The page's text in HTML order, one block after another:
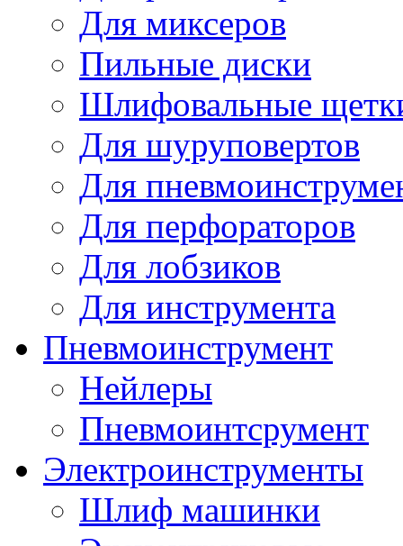
Для миксеров
Пильные диски
Шлифовальные
Для шуруповертов
Для
Для перфораторов
Для лобзиков
Для инструмента
Пневмоинструмент
Нейлеры
Пневмоинтсрумент
Электроинструменты
Шлиф машинки